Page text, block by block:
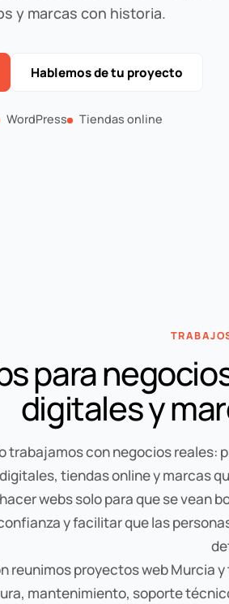
y marcas con historia.
Hablemos de tu proyecto
WordPress Tiendas online
para
digitales y
trabajamos con negocios
tiendas online y marcas
webs solo para que se vean
y facilitar que las
reunimos proyectos web Murcia
mantenimiento, soporte